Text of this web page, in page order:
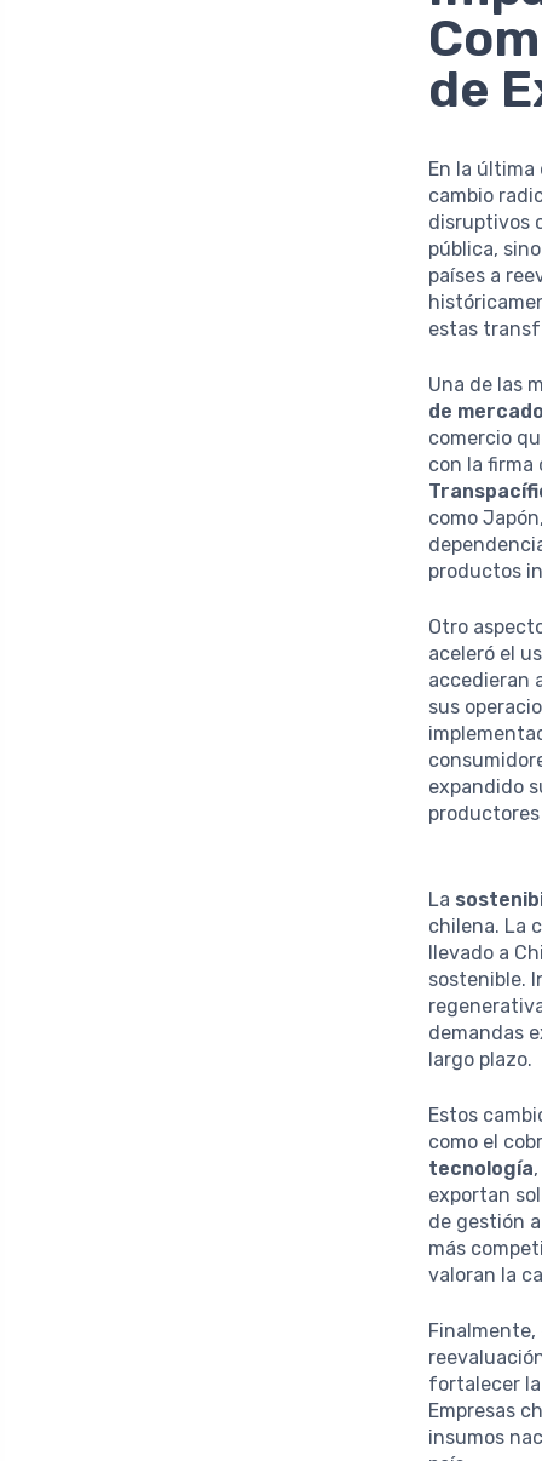
de
En la última
cambio
disruptivos
pública,
países a
estas
Una de las
de
comercio
con la firma
como
productos
Otro
aceleró el
accedieran
sus
expandido
La
chilena. La
llevado a
sostenible.
demandas
largo plazo.
Estos
como el
tecnología
exportan
de gestión
más
valoran la
fortalecer
Empresas
insumos